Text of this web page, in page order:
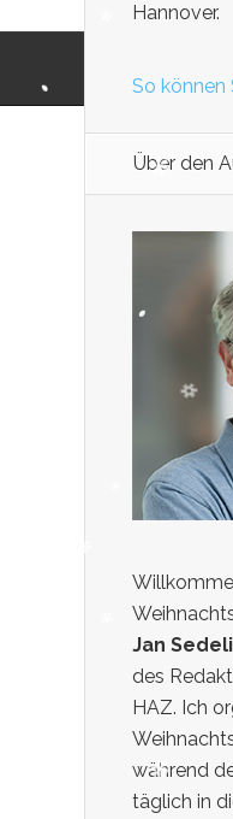
Hannover.
So können
Über den
Jan
des
HAZ. Ich
während
täglich in